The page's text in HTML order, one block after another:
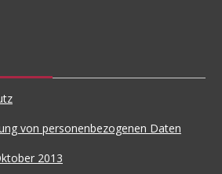
von personenbezogenen Daten
2013